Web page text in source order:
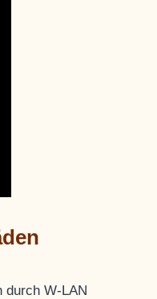
durch W-LAN